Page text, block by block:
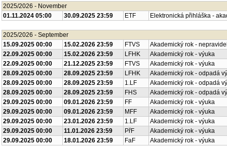
2025/2026 - November
01.11.2024 05:00
30.09.2025 23:59 ETF Elektronická přihláška -
2025/2026 - September
15.09.2025 00:00
15.02.2026 23:59 FTVS
Akademický rok -
22.09.2025 00:00
15.02.2026 23:59 LFHK
Akademický rok - výuka
22.09.2025 00:00
21.12.2025 23:59 FTVS
Akademický rok - výuka
28.09.2025 00:00
28.09.2025 23:59 LFHK
Akademický rok - odpadá
28.09.2025 00:00
28.09.2025 23:59 1.LF
Akademický rok - odpadá
28.09.2025 00:00
28.09.2025 23:59 FHS
Akademický rok - odpadá
29.09.2025 00:00
09.01.2026 23:59 FF
Akademický rok - výuka
29.09.2025 00:00
09.01.2026 23:59 MFF
Akademický rok - výuka
29.09.2025 00:00
23.01.2026 23:59 1.LF
Akademický rok - výuka
29.09.2025 00:00
11.01.2026 23:59 PřF
Akademický rok - výuka
29.09.2025 00:00
18.01.2026 23:59 FaF Akademický rok - výuka